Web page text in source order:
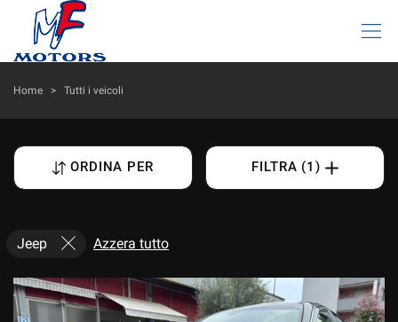
HOME
AZIENDA
I NOSTRI SERVIZI
DICONO DI NOI
Home > Tutti i veicoli
ORDINA PER FILTRA (1)
Jeep Azzera tutto